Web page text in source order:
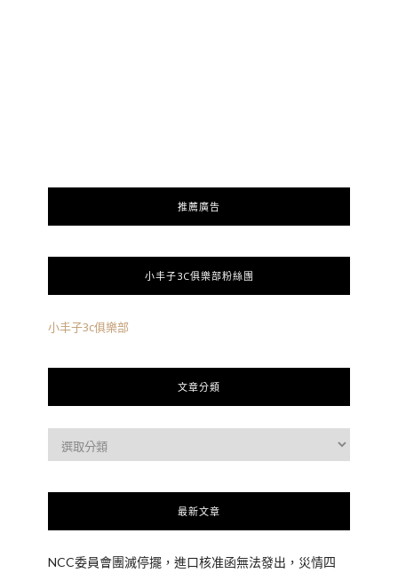
推薦廣告
小丰子3C俱樂部粉絲團
小丰子3c俱樂部
文章分類
最新文章
NCC委員會團滅停擺，進口核准函無法發出，災情四